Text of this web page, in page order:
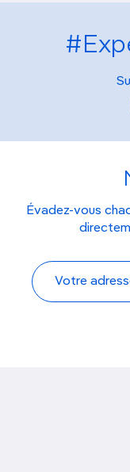
Évadez-vous